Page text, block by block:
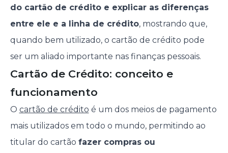
do cartão de crédito e explicar as diferenças
entre ele e a linha de crédito, mostrando que,
quando bem utilizado, o cartão de crédito pode
ser um aliado importante nas finanças pessoais.
Cartão de Crédito: conceito e
funcionamento
O cartão de crédito é um dos meios de pagamento
mais utilizados em todo o mundo, permitindo ao
titular do cartão fazer compras ou